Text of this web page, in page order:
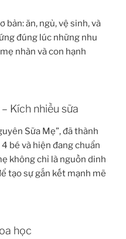
bản: ăn, ngủ, vệ sinh, và
đúng lúc những nhu
nhàn và con hạnh
Kích nhiều sữa
Sữa Mẹ”, đã thành
bé và hiện đang chuẩn
không chỉ là nguồn dinh
tạo sự gắn kết mạnh mẽ
học